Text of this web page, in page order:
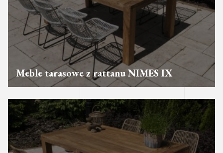
Meble tarasowe z rattanu NIMES IX